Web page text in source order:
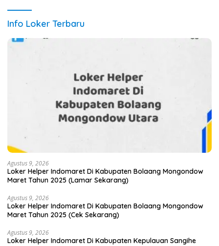
Info Loker Terbaru
Agustus 9, 2026
Loker Helper Indomaret Di Kabupaten Bolaang Mongondow
Maret Tahun 2025 (Lamar Sekarang)
Agustus 9, 2026
Loker Helper Indomaret Di Kabupaten Bolaang Mongondow
Maret Tahun 2025 (Cek Sekarang)
Agustus 9, 2026
Loker Helper Indomaret Di Kabupaten Kepulauan Sangihe